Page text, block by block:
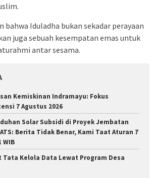
bahwa Iduladha bukan sekadar perayaan
juga sebuah kesempatan emas untuk
antar sesama.
Kemiskinan Indramayu: Fokus
7 Agustus 2026
Solar Subsidi di Proyek Jembatan
Berita Tidak Benar, Kami Taat Aturan 7
WIB
Tata Kelola Data Lewat Program Desa